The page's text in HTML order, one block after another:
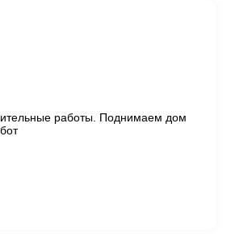
работы. Поднимаем дом